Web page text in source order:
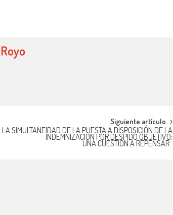
Siguiente artículo
LA SIMULTANEIDAD DE LA PUESTA A DISPOSICIÓN DE LA
INDEMNIZACIÓN POR DESPIDO OBJETIVO:
UNA CUESTIÓN A REPENSAR